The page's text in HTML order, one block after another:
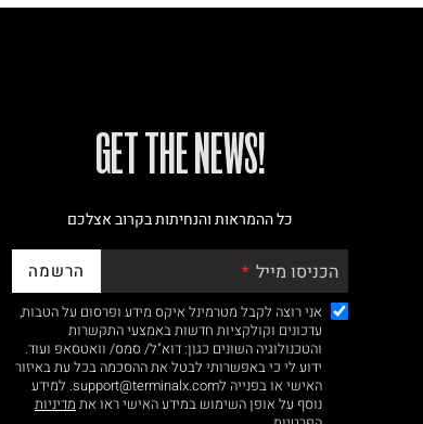
!GET THE NEWS
כל ההמראות והנחיתות בקרוב אצלכם
הכניסו מייל הרשמה
אני רוצה לקבל מטרמינל איקס מידע ופרסום על הטבות,
עדכונים וקולקציות חדשות באמצעי התקשרות
והטכנולוגיה השונים כגון: דוא"ל/ סמס/ וואטסאפ ועוד.
ידוע לי כי באפשרותי לבטל את ההסכמה בכל עת באיזור
האישי או בפנייה לsupport@terminalx.com. למידע
נוסף על אופן השימוש במידע האישי ראו את מדיניות